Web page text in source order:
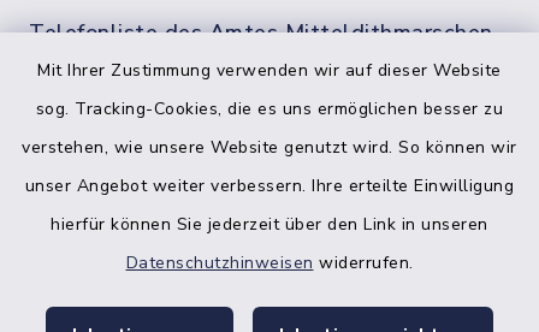
Mit Ihrer Zustimmung verwenden wir auf dieser Website
sog. Tracking-Cookies, die es uns ermöglichen besser zu
verstehen, wie unsere Website genutzt wird. So können wir
unser Angebot weiter verbessern. Ihre erteilte Einwilligung
hierfür können Sie jederzeit über den Link in unseren
Datenschutzhinweisen widerrufen.
Telefonliste des Amtes Mitteldithmarschen